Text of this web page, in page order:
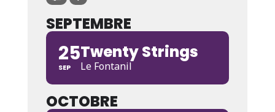
SEPTEMBRE
25
SEP
Twenty Strings
Le Fontanil
OCTOBRE